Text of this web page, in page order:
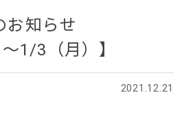
お知らせ
1/3（月）】
2021.12.21